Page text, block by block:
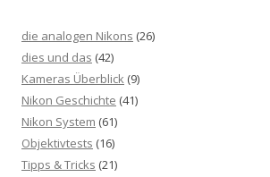
die analogen Nikons (26)
dies und das (42)
Kameras Überblick (9)
Nikon Geschichte (41)
Nikon System (61)
Objektivtests (16)
Tipps & Tricks (21)